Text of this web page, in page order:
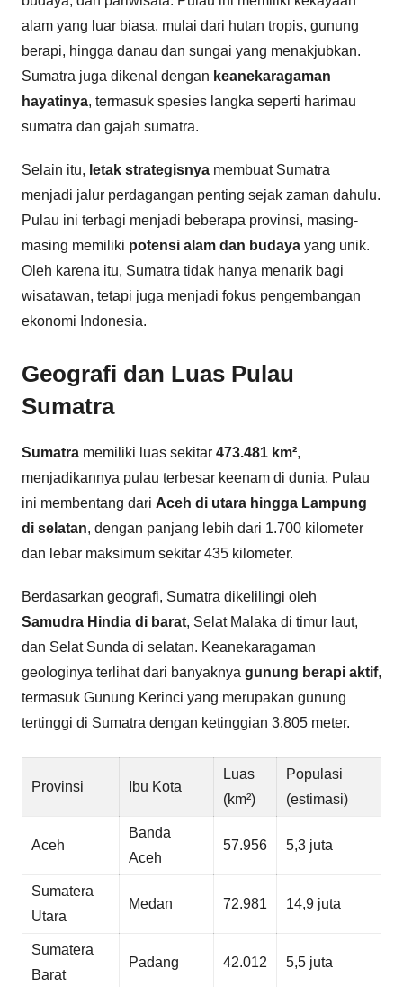
alam yang luar biasa, mulai dari hutan tropis, gunung
berapi, hingga danau dan sungai yang menakjubkan.
Sumatra juga dikenal dengan keanekaragaman
hayatinya, termasuk spesies langka seperti harimau
sumatra dan gajah sumatra.
Selain itu, letak strategisnya membuat Sumatra
menjadi jalur perdagangan penting sejak zaman dahulu.
Pulau ini terbagi menjadi beberapa provinsi, masing-
masing memiliki potensi alam dan budaya yang unik.
Oleh karena itu, Sumatra tidak hanya menarik bagi
wisatawan, tetapi juga menjadi fokus pengembangan
ekonomi Indonesia.
Geografi dan Luas Pulau
Sumatra
Sumatra memiliki luas sekitar 473.481 km²,
menjadikannya pulau terbesar keenam di dunia. Pulau
ini membentang dari Aceh di utara hingga Lampung
di selatan, dengan panjang lebih dari 1.700 kilometer
dan lebar maksimum sekitar 435 kilometer.
Berdasarkan geografi, Sumatra dikelilingi oleh
Samudra Hindia di barat, Selat Malaka di timur laut,
dan Selat Sunda di selatan. Keanekaragaman
geologinya terlihat dari banyaknya gunung berapi aktif,
termasuk Gunung Kerinci yang merupakan gunung
tertinggi di Sumatra dengan ketinggian 3.805 meter.
Provinsi Ibu Kota
Luas
(km²)
Populasi
(estimasi)
Aceh
Banda
Aceh
57.956 5,3 juta
Sumatera
Utara
Medan 72.981 14,9 juta
Sumatera
Barat
Padang 42.012 5,5 juta